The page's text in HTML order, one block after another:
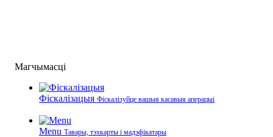
Магчымасці
Фіскалізацыя Фіскалізуйце вашыя касавыя аперацыі
Menu Тавары, тэхкарты і мадэфікатары